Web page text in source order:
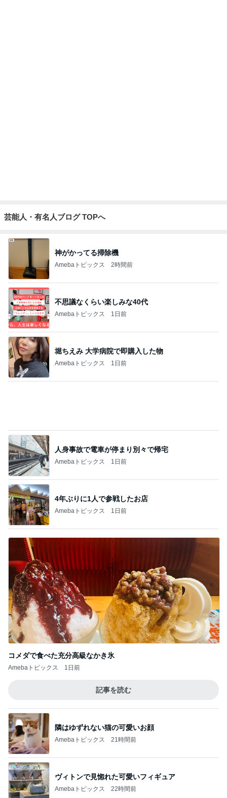
芸能人・有名人ブログ TOPへ
神がかってる掃除機
Amebaトピックス 2時間前
不思議なくらい楽しみな40代
Amebaトピックス 1日前
堀ちえみ 大学病院で即購入した物
Amebaトピックス 1日前
人身事故で電車が停まり別々で帰宅
Amebaトピックス 1日前
4年ぶりに1人で参戦したお店
Amebaトピックス 1日前
コメダで食べた充分高級なかき氷
Amebaトピックス 1日前
記事を読む
隣はゆずれない猫の可愛いお顔
Amebaトピックス 21時間前
ヴィトンで見惚れた可愛いフィギュア
Amebaトピックス 22時間前